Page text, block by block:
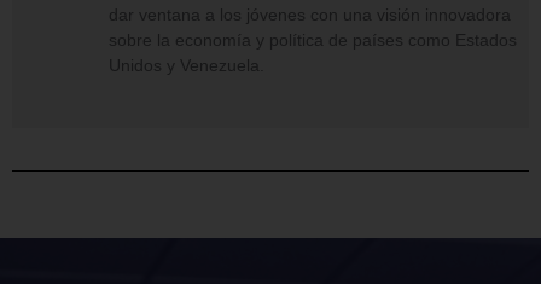
dar ventana a los jóvenes con una visión innovadora
sobre la economía y política de países como Estados
Unidos y Venezuela.